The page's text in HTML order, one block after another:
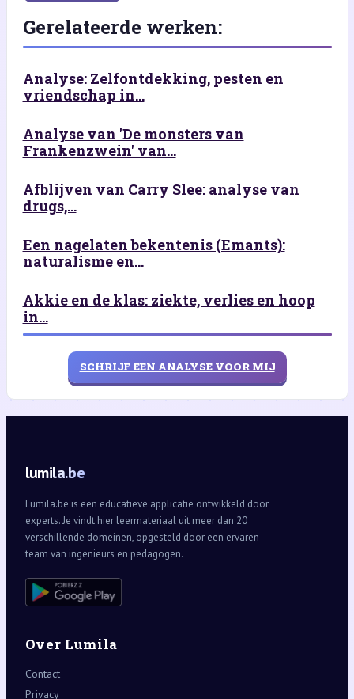
Gerelateerde werken:
Analyse: Zelfontdekking, pesten en
vriendschap in...
Analyse van 'De monsters van
Frankenzwein' van...
Afblijven van Carry Slee: analyse van
drugs,...
Een nagelaten bekentenis (Emants):
naturalisme en...
Akkie en de klas: ziekte, verlies en hoop
in...
SCHRIJF EEN ANALYSE VOOR MIJ
lumila.be
Lumila.be is een educatieve applicatie ontwikkeld door
experts. Je vindt hier leermateriaal uit meer dan 20
verschillende domeinen, opgesteld door een ervaren
team van ingenieurs en pedagogen.
Over Lumila
Contact
Privacy